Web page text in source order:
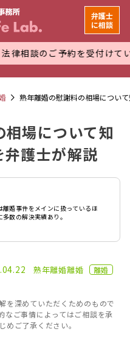
予約を受付けています。 万
弁護士
に相談
熟年離婚の慰謝料の相場につい
場について知
弁護士が解説
婚事件をメインに扱っているほ
数の解決実績あり。
熟年離婚離婚
離婚
を深めていただくためのもので
なご事情によってはご相談を承
めご了承ください。